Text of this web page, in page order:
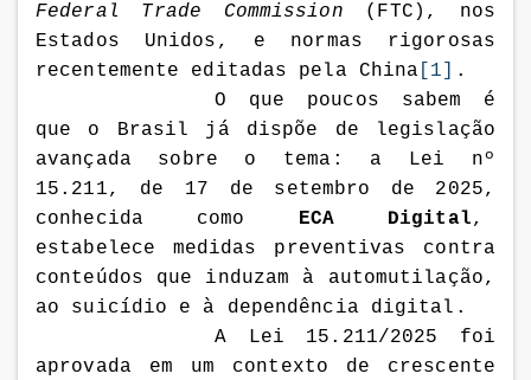
Federal Trade Commission (FTC), nos
Estados Unidos, e normas rigorosas
recentemente editadas pela China [1]
.
O que poucos sabem é
que o Brasil já dispõe de legislação
avançada sobre o tema: a Lei nº
15.211, de 17 de setembro de 2025,
conhecida como ECA Digital,
estabelece medidas preventivas contra
conteúdos que induzam à automutilação,
ao suicídio e à dependência digital.
A Lei 15.211/2025 foi
aprovada em um contexto de crescente